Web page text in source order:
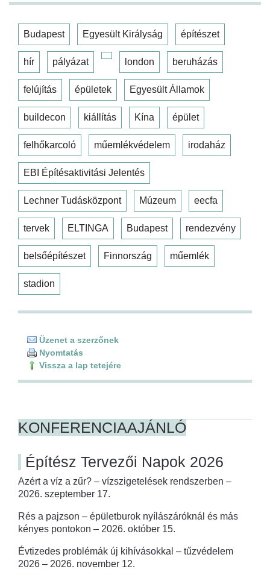
Budapest Egyesült Királyság építészet
hír pályázat london beruházás
felújítás épületek Egyesült Államok
buildecon kiállítás Kína épület
felhőkarcoló műemlékvédelem irodaház
EBI Építésaktivitási Jelentés
Lechner Tudásközpont Múzeum eecfa
tervek ELTINGA Budapest rendezvény
belsőépítészet Finnország műemlék
stadion
Üzenet a szerzőnek
Nyomtatás
Vissza a lap tetejére
KONFERENCIAAJÁNLÓ
Építész Tervezői Napok 2026
Azért a víz a zűr? – vízszigetelések rendszerben –
2026. szeptember 17.
Rés a pajzson – épületburok nyílászáróknál és más
kényes pontokon – 2026. október 15.
Évtizedes problémák új kihívásokkal – tűzvédelem
2026 – 2026. november 12.